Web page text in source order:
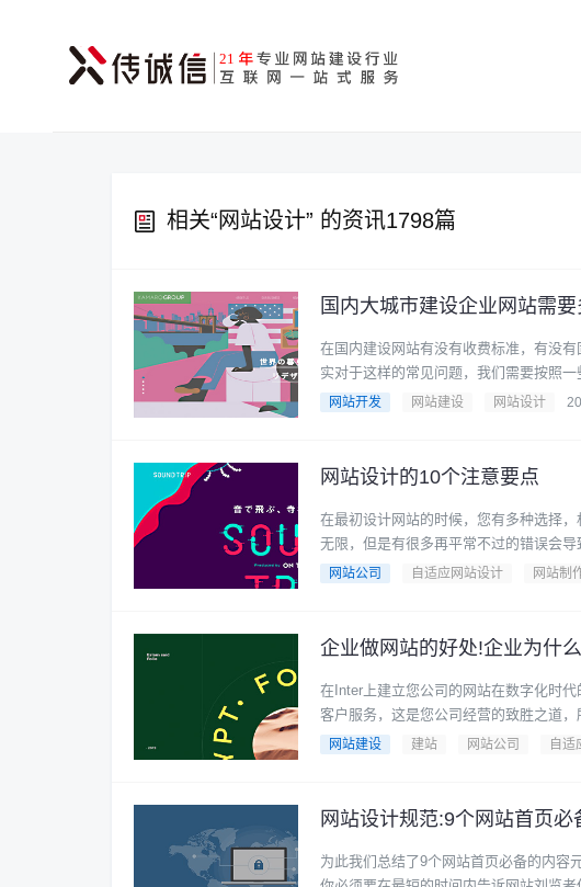
相关“网站设计” 的资讯1798篇
在国内建设网站有没有收费标准，有没
实对于这样的常见问题，我们需要按照
网站开发 网站建设 网站设计
网站设计的10个注意要点
在最初设计网站的时候，您有多种选择
无限，但是有很多再平常不过的错误会
网站公司 自适应网站设计 网站制
企业做网站的好处!企业为什
在Inter上建立您公司的网站在数字化时
客户服务，这是您公司经营的致胜之道
网站建设 建站 网站公司 自适
网站设计规范:9个网站首页必
为此我们总结了9个网站首页必备的内容